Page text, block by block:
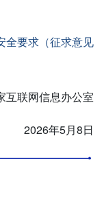
全要求（征求意见
互联网信息办公室
2026年5月8日